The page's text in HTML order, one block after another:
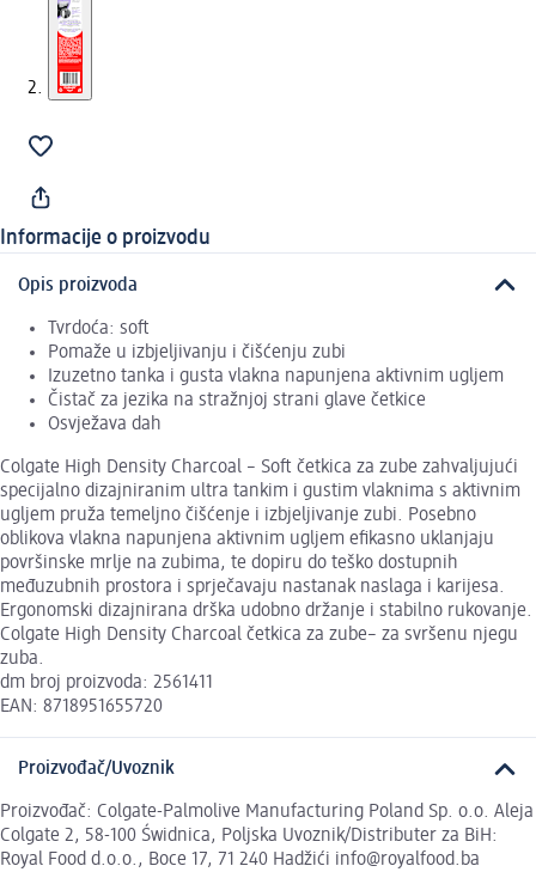
Informacije o proizvodu
Opis proizvoda
Tvrdoća: soft
Pomaže u izbjeljivanju i čišćenju zubi
Izuzetno tanka i gusta vlakna napunjena aktivnim ugljem
Čistač za jezika na stražnjoj strani glave četkice
Osvježava dah
Colgate High Density Charcoal – Soft četkica za zube zahvaljujući
specijalno dizajniranim ultra tankim i gustim vlaknima s aktivnim
ugljem pruža temeljno čišćenje i izbjeljivanje zubi. Posebno
oblikova vlakna napunjena aktivnim ugljem efikasno uklanjaju
površinske mrlje na zubima, te dopiru do teško dostupnih
međuzubnih prostora i sprječavaju nastanak naslaga i karijesa.
Ergonomski dizajnirana drška udobno držanje i stabilno rukovanje.
Colgate High Density Charcoal četkica za zube– za svršenu njegu
zuba.
dm broj proizvoda: 2561411
EAN: 8718951655720
Proizvođač/Uvoznik
Proizvođač: Colgate-Palmolive Manufacturing Poland Sp. o.o. Aleja
Colgate 2, 58-100 Świdnica, Poljska Uvoznik/Distributer za BiH:
Royal Food d.o.o., Boce 17, 71 240 Hadžići info@royalfood.ba